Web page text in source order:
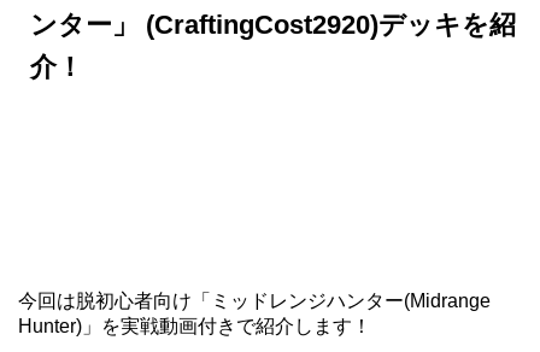
ンター」 (CraftingCost2920)デッキを紹
介！
今回は脱初心者向け「ミッドレンジハンター(Midrange
Hunter)」を実戦動画付きで紹介します！